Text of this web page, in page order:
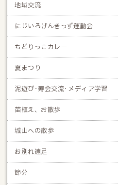
地域交流
にじいろげんきっず運動会
ちどりっこカレー
夏まつり
泥遊び･寿会交流･メディア学習
苗植え、お散歩
城山への散歩
お別れ遠足
節分